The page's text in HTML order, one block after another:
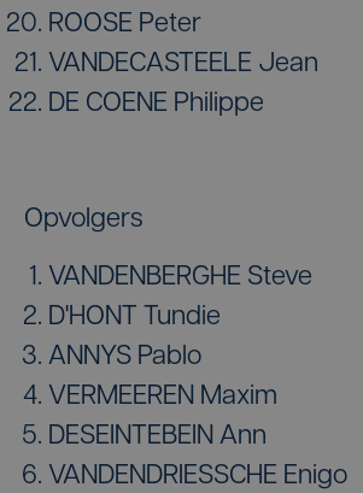
ROOSE Peter
VANDECASTEELE Jean
DE COENE Philippe
Opvolgers
VANDENBERGHE Steve
D'HONT Tundie
ANNYS Pablo
VERMEEREN Maxim
DESEINTEBEIN Ann
VANDENDRIESSCHE Enigo